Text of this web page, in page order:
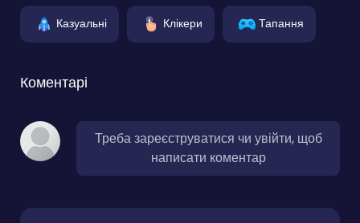
Казуальні Клікери Тапання
Коментарі
Треба зареєструватися чи увійти, щоб
написати коментар